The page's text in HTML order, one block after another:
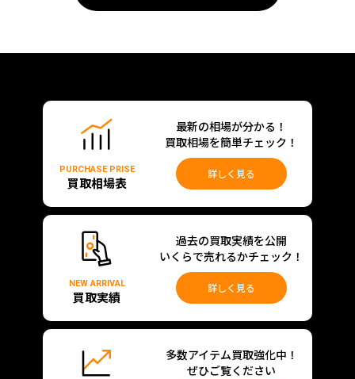
PURCHASE PRISE
買取相場表
最新の相場が分かる！
買取相場を簡単チェック！
詳しく見る
NEW ARRIVAL
買取実績
過去の買取実績を公開
いくらで売れるかチェック！
詳しく見る
多数アイテム買取強化中！
ぜひご覧ください